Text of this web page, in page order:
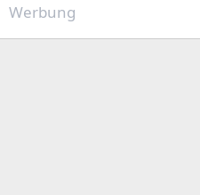
Werbung